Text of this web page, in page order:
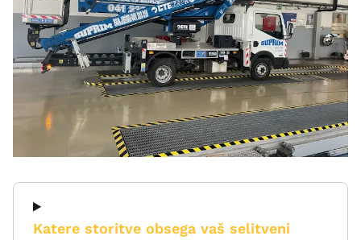
Katere storitve obsega vaš selitveni